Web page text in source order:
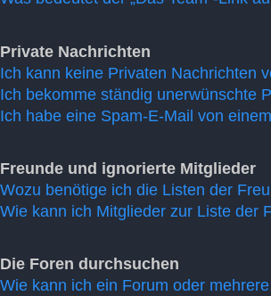
Private Nachrichten
Ich kann keine Privaten Nachrichten
Ich bekomme ständig unerwünschte
Ich habe eine Spam-E-Mail von
Freunde und ignorierte Mitglieder
Wozu benötige ich die Listen der
Wie kann ich Mitglieder zur Liste der
Die Foren durchsuchen
Wie kann ich ein Forum oder